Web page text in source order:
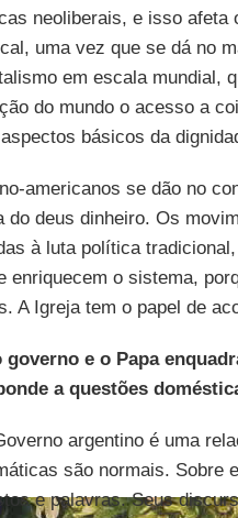
neoliberais, e isso
uma vez que se dá no
em escala mundial,
do mundo o acesso a
básicos da
americanos se dão no
do deus dinheiro. Os
à luta política
enriquecem o sistema,
A Igreja tem o papel de
governo e o Papa
a questões
argentino é uma
são normais. Sobre
e palavras. Seus